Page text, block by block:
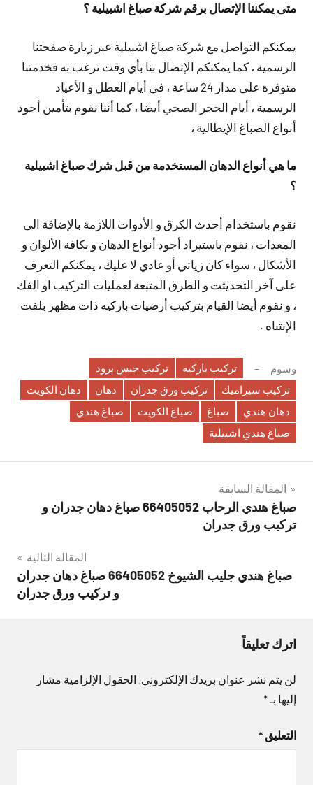
متى يمكننا الإتصال برقم شركة صباغ اشبيلية ؟
يمكنكم التواصل مع شركة صباغ اشبيلية عبر زيارة صفحتنا
الرسمية ، كما يمكنكم الإتصال بنا بأي وقت ترغب به فخدمتنا
متوفرة على مدار 24 ساعة ، في أيام العطل و الأعياد
الرسمية ، أيام الحجر الصحي أيضا ، كما أننا نقوم بتأمين أجود
أنواع الصباغ الإيطالية ،
ما هي أنواع الدهان المستخدمة من قبل شرك صباغ اشبيلية
؟
نقوم باستخدام أحدث الكرق و الأدوات اللازمة بالإضافة الى
المعدات ، نقوم باستيراد أجود أنواع الدهان و بكافة الألوان و
الأشكال ، سواء كان زياتي أو عادي لا عليك ، يمكنكم التعرف
على آخر التحديثت و الطرق المتبعة لعمليات التركيب او الفك
، و نقوم أيضا القيام بتركيب أرضيات باركيه ذات مظهر بلفت
الإنتباه .
وسوم تركيب باركيه
تركيب جبس برود
تركيب سيراميك
تركيب ورق جدران دهان
دهان الكويت
دهان هندي
صباغ صباغ الكويت
صباغ هندي
صباغ هندي اشبيلية
تصفّح
المقالات
المقالة السابقة
صباغ هندي الرحاب 66405052 صباغ دهان جدران و
تركيب ورق جدران
المقالة التالية
صباغ هندي جليب الشيوخ 66405052 صباغ دهان جدران
و تركيب ورق جدران
اترك تعليقاً
لن يتم نشر عنوان بريدك الإلكتروني. الحقول الإلزامية مشار
إليها بـ*
التعليق *